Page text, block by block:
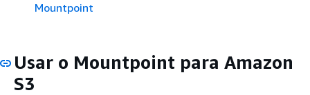
Mountpoint
Usar o Mountpoint para Amazon
S3